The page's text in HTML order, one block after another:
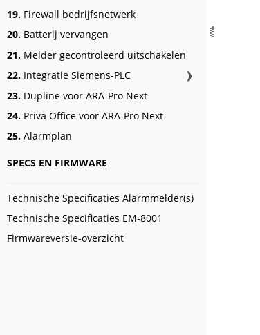
19. Firewall bedrijfsnetwerk
20. Batterij vervangen
21. Melder gecontroleerd uitschakelen
22. Integratie Siemens-PLC
❱
23. Dupline voor ARA-Pro Next
24. Priva Office voor ARA-Pro Next
25. Alarmplan
SPECS EN FIRMWARE
Technische Specificaties Alarmmelder(s)
Technische Specificaties EM-8001
Firmwareversie-overzicht